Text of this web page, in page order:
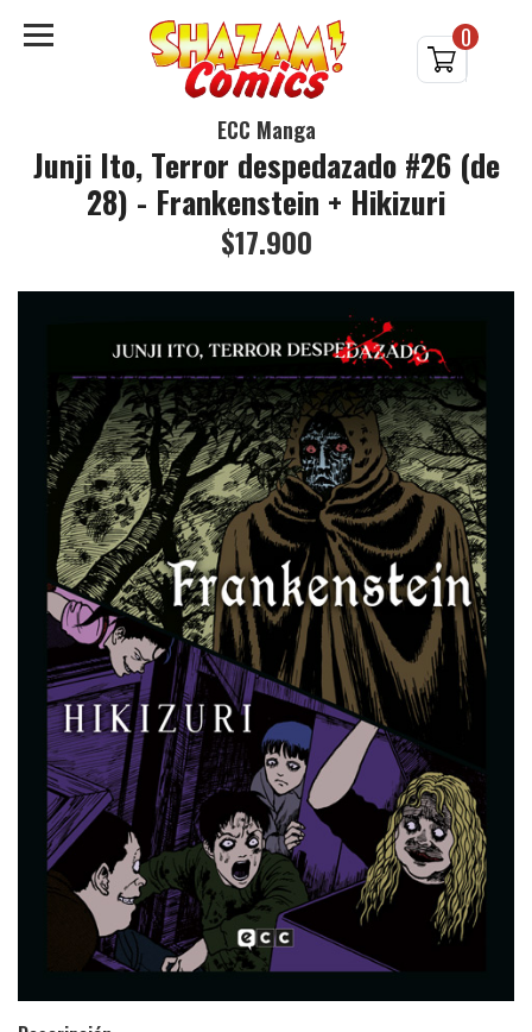
0
ECC Manga
Junji Ito, Terror despedazado #26 (de
28) - Frankenstein + Hikizuri
$17.900